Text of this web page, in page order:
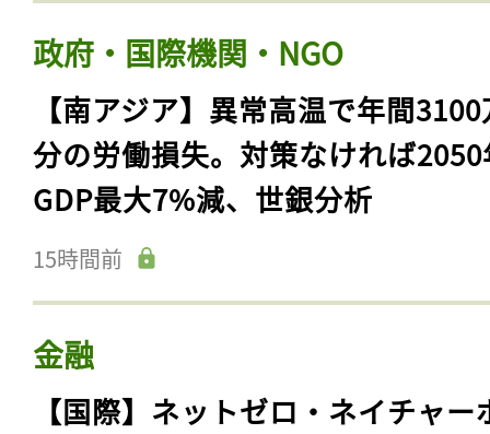
政府・国際機関・NGO
【南アジア】異常高温で年間
分の労働損失。対策なければ
GDP最大7%減、世銀分析
15時間前
金融
【国際】ネットゼロ・ネイチャー